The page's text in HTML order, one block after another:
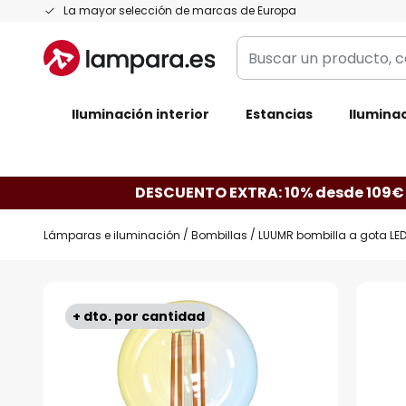
La mayor selección de marcas de Europa
Ir
contenido
Buscar
un
categoría,
Iluminación interior Estancias
DESCUENTO EXTRA: 10% desde
Lámparas e iluminación Bombillas LUUMR bombilla a gota
+ dto. por cantidad